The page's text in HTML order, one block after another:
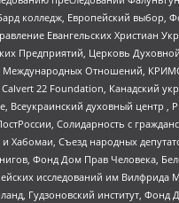
колледж, Европейский выбор,
Евангельских Христиан
Предприятий, Церковь
Международных Отношений,
22 Foundation, Канадский
духовный центр ,
Солидарность с
и Хабомаи, Съезд народных
Фонд Дом Прав Человека,
исследований им Вилфрида
Гудзоновский институт, Фонд